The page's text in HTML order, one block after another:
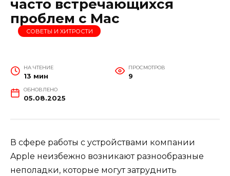
часто встречающихся
проблем с Mac
СОВЕТЫ И ХИТРОСТИ
НА ЧТЕНИЕ
13 мин
ПРОСМОТРОВ
9
ОБНОВЛЕНО
05.08.2025
В сфере работы с устройствами компании
Apple неизбежно возникают разнообразные
неполадки, которые могут затруднить